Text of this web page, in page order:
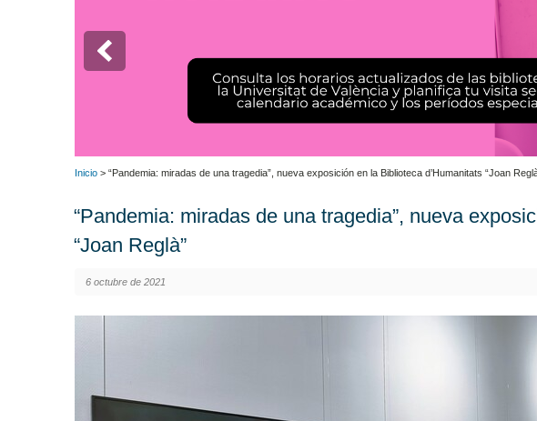
Inicio > “Pandemia: miradas de una tragedia”, nueva exposición en la Biblioteca d’Humanitats “Joan
“Pandemia: miradas de una tragedia”, nueva
“Joan Reglà”
6 octubre de 2021